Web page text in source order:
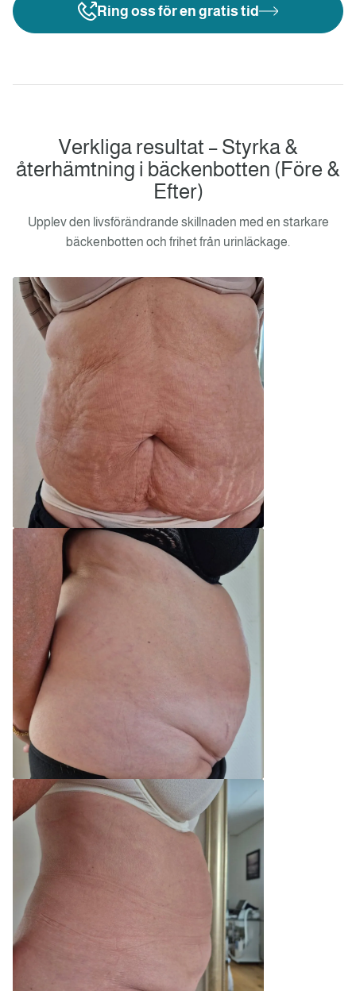
Ring oss för en gratis tid
Verkliga resultat – Styrka &
återhämtning i bäckenbotten (Före &
Efter)
Upplev den livsförändrande skillnaden med en starkare
bäckenbotten och frihet från urinläckage.